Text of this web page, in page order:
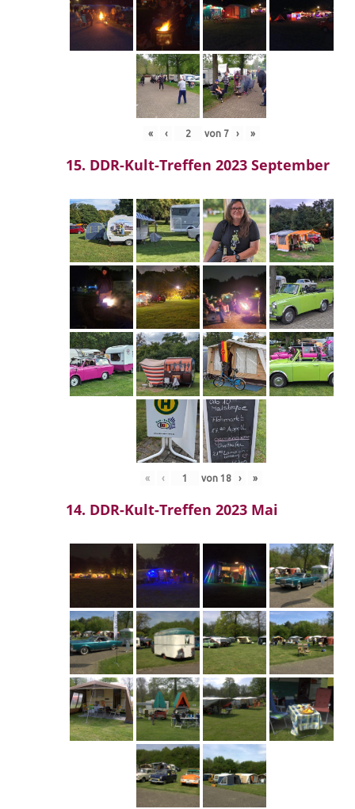
« ‹ von 7 › »
15. DDR-Kult-Treffen 2023 September
« ‹ von 18 › »
14. DDR-Kult-Treffen 2023 Mai